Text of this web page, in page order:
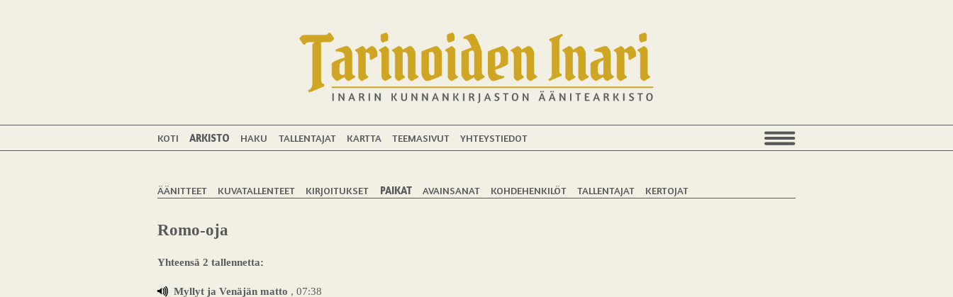
KOTI ARKISTO HAKU TALLENTAJAT KARTTA TEEMASIVUT YHTEYSTIEDOT
ÄÄNITTEET KUVATALLENTEET KIRJOITUKSET PAIKAT AVAINSANAT KOHDEHENKILÖT TALLENTAJAT KERTOJAT
Romo-oja
Yhteensä 2 tallennetta:
Myllyt ja Venäjän matto , 07:38